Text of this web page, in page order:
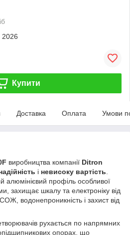
2026
Купити
Доставка Оплата Умови
виробництва компанії Ditron
і невисоку вартість
алюмінієвий профіль особливої
захищає шкалу та електроніку від
водонепроникність і захист від
рухається по напрямних
опорах, що